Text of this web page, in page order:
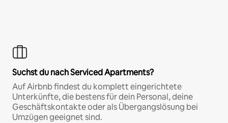
Suchst du nach Serviced Apartments?
Auf Airbnb findest du komplett eingerichtete
Unterkünfte, die bestens für dein Personal, deine
Geschäftskontakte oder als Übergangslösung bei
Umzügen geeignet sind.